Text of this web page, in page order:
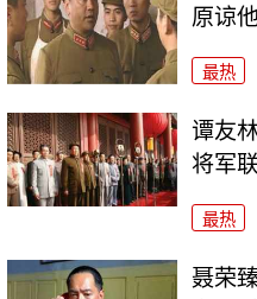
原谅
最热
谭友
将军
最热
聂荣